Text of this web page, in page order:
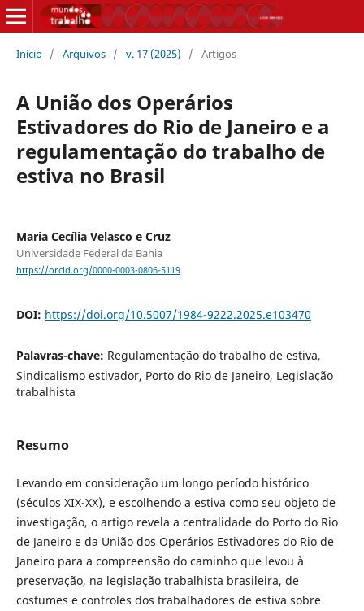
Início / Arquivos / v. 17 (2025) / Artigos
A União dos Operários
Estivadores do Rio de Janeiro e a
regulamentação do trabalho de
estiva no Brasil
Maria Cecília Velasco e Cruz
Universidade Federal da Bahia
https://orcid.org/0000-0003-0806-5119
DOI: https://doi.org/10.5007/1984-9222.2025.e103470
Palavras-chave: Regulamentação do trabalho de estiva,
Sindicalismo estivador, Porto do Rio de Janeiro, Legislação
trabalhista
Resumo
Levando em consideração um longo período histórico
(séculos XIX-XX), e escolhendo a estiva como seu objeto de
investigação, o artigo revela a centralidade do Porto do Rio
de Janeiro e da União dos Operários Estivadores do Rio de
Janeiro para a compreensão do caminho que levou à
preservação, na legislação trabalhista brasileira, de
costumes e controles dos trabalhadores de estiva sobre